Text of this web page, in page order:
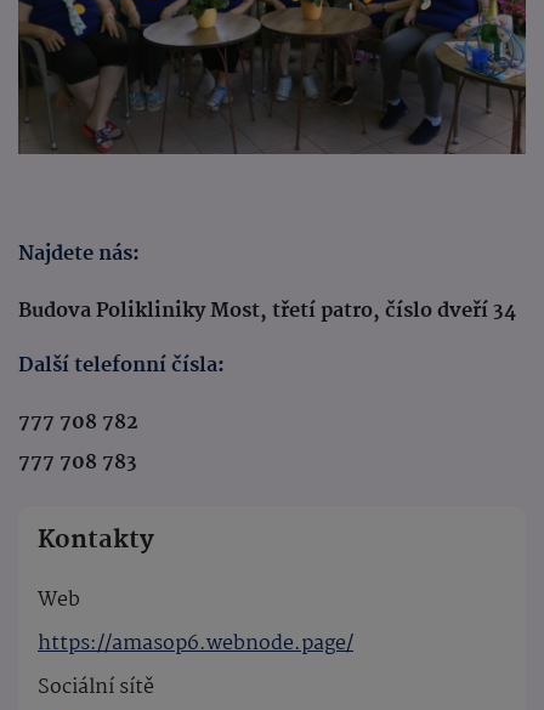
Najdete nás:
Budova Polikliniky Most, třetí patro, číslo dveří 34
Další telefonní čísla:
777 708 782
777 708 783
Kontakty
Web
https://amasop6.webnode.page/
Sociální sítě